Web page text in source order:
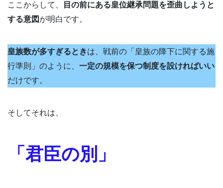
ここからして、
目の前にある皇位継承問題を歪曲しようと
する意図 が明白です。
皇族数が多すぎるときは、戦前の「皇族の降下に関する施
行準則」のように、 一定の規模を保つ制度を設ければいい
だけです。
そしてそれは、
「君臣の別」